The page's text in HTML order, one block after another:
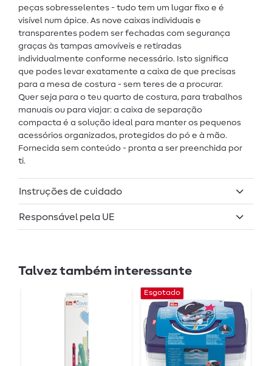
peças sobresselentes - tudo tem um lugar fixo e é
visível num ápice. As nove caixas individuais e
transparentes podem ser fechadas com segurança
graças às tampas amovíveis e retiradas
individualmente conforme necessário. Isto significa
que podes levar exatamente a caixa de que precisas
para a mesa de costura - sem teres de a procurar.
Quer seja para o teu quarto de costura, para trabalhos
manuais ou para viajar: a caixa de separação
compacta é a solução ideal para manter os pequenos
acessórios organizados, protegidos do pó e à mão.
Fornecida sem conteúdo - pronta a ser preenchida por
ti.
Instruções de cuidado
Responsável pela UE
Talvez também interessante
Esgotado